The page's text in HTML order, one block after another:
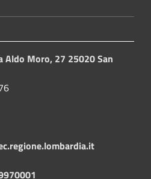
Aldo Moro, 27 25020 San